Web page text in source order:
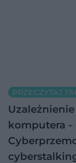
PRZECZYTAJ
komputera